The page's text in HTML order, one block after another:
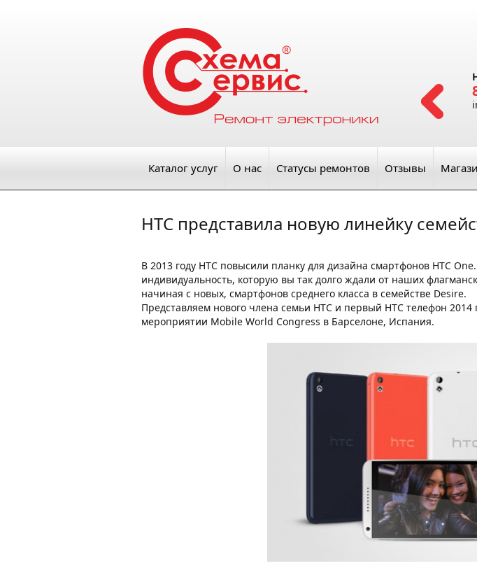
Каталог услуг О нас Статусы ремонтов Отзывы
HTC представила новую линейку
В 2013 году HTC повысили планку для дизайна смартфонов HTC
индивидуальность, которую вы так долго ждали от наших
начиная с новых, смартфонов среднего класса в семействе Desire.
Представляем нового члена семьи HTC и первый HTC телефон 2014
мероприятии Mobile World Congress в Барселоне, Испания.